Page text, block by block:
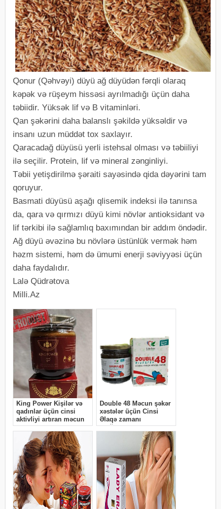
Qonur (Qəhvəyi) düyü ağ düyüdən fərqli olaraq
kəpək və rüşeym hissəsi ayrılmadığı üçün daha
təbiidir. Yüksək lif və B vitaminləri.
Qan şəkərini daha balanslı şəkildə yüksəldir və
insanı uzun müddət tox saxlayır.
Qaracadağ düyüsü yerli istehsal olması və təbiiliyi
ilə seçilir. Protein, lif və mineral zənginliyi.
Təbii yetişdirilmə şəraiti sayəsində qida dəyərini tam
qoruyur.
Basmati düyüsü aşağı qlisemik indeksi ilə tanınsa
da, qara və qırmızı düyü kimi növlər antioksidant və
lif tərkibi ilə sağlamlıq baxımından bir addım öndədir.
Ağ düyü əvəzinə bu növlərə üstünlük vermək həm
həzm sistemi, həm də ümumi enerji səviyyəsi üçün
daha faydalıdır.
Lalə Qüdrətova
Milli.Az